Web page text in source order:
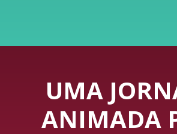
UMA
ANIMADA